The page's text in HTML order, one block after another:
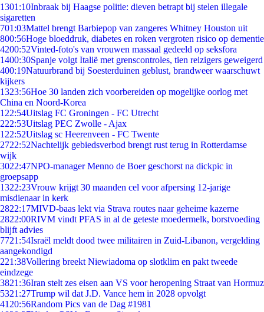
1301:10Inbraak bij Haagse politie: dieven betrapt bij stelen illegale
sigaretten
701:03Mattel brengt Barbiepop van zangeres Whitney Houston uit
800:56Hoge bloeddruk, diabetes en roken vergroten risico op dementie
4200:52Vinted-foto's van vrouwen massaal gedeeld op seksfora
1400:30Spanje volgt Italië met grenscontroles, tien reizigers geweigerd
400:19Natuurbrand bij Soesterduinen geblust, brandweer waarschuwt
kijkers
1323:56Hoe 30 landen zich voorbereiden op mogelijke oorlog met
China en Noord-Korea
1 22:54Uitslag FC Groningen - FC Utrecht
222:53Uitslag PEC Zwolle - Ajax
1 22:52Uitslag sc Heerenveen - FC Twente
2722:52Nachtelijk gebiedsverbod brengt rust terug in Rotterdamse
wijk
3022:47NPO-manager Menno de Boer geschorst na dickpic in
groepsapp
1322:23Vrouw krijgt 30 maanden cel voor afpersing 12-jarige
misdienaar in kerk
2822:17MIVD-baas lekt via Strava routes naar geheime kazerne
2822:00RIVM vindt PFAS in al de geteste moedermelk, borstvoeding
blijft advies
7721:54Israël meldt dood twee militairen in Zuid-Libanon, vergelding
aangekondigd
221:38Vollering breekt Niewiadoma op slotklim en pakt tweede
eindzege
3821:36Iran stelt zes eisen aan VS voor heropening Straat van Hormuz
5321:27Trump wil dat J.D. Vance hem in 2028 opvolgt
41 20:56Random Pics van de Dag #1981